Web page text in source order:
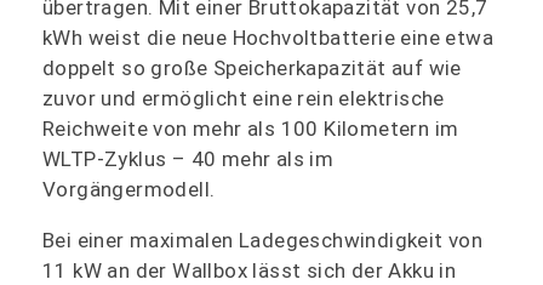
übertragen. Mit einer Bruttokapazität von 25,7
kWh weist die neue Hochvoltbatterie eine etwa
doppelt so große Speicherkapazität auf wie
zuvor und ermöglicht eine rein elektrische
Reichweite von mehr als 100 Kilometern im
WLTP-Zyklus – 40 mehr als im
Vorgängermodell.
Bei einer maximalen Ladegeschwindigkeit von
11 kW an der Wallbox lässt sich der Akku in